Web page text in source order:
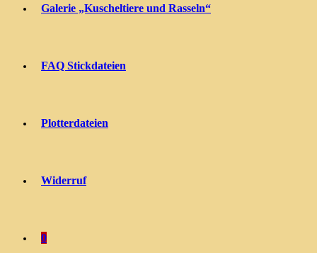
Galerie „Kuscheltiere und Rasseln“
FAQ Stickdateien
Plotterdateien
Widerruf
0